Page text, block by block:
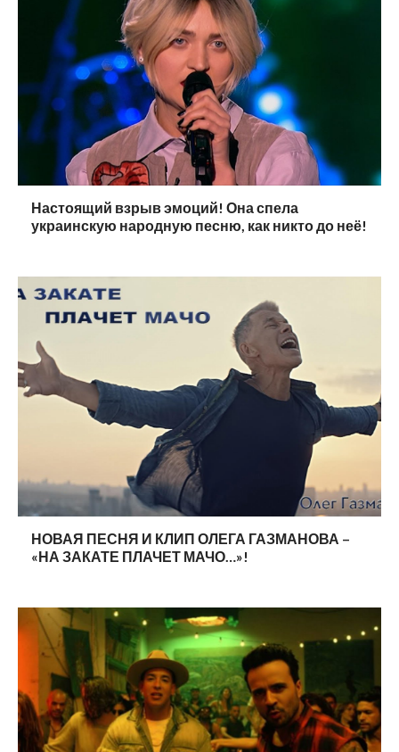
Настоящий взрыв эмоций! Она спела
украинскую народную песню, как никто до неё!
НОВАЯ ПЕСНЯ И КЛИП ОЛЕГА ГАЗМАНОВА –
«НА ЗАКАТЕ ПЛАЧЕТ МАЧО…»!